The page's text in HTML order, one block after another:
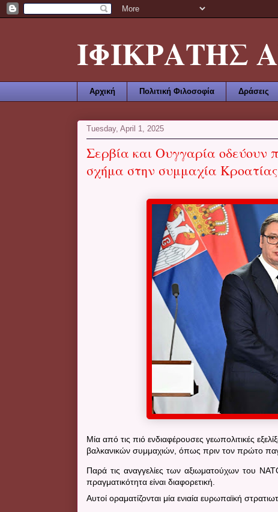
ΙΦΙΚΡΑΤΗΣ
Αρχική Πολιτική Φιλοσοφία Δράσεις
Tuesday, April 1, 2025
Σερβία και Ουγγαρία οδεύουν
σχήμα στην συμμαχία
Μία από τις πιό ενδιαφέρουσες γεωπολιτικές
βαλκανικών συμμαχιών, όπως πριν τον πρώτο
Παρά τις αναγγελίες των αξιωματούχων του
πραγματικότητα είναι διαφορετική.
Αυτοί οραματίζονται μία ενιαία ευρωπαϊκή